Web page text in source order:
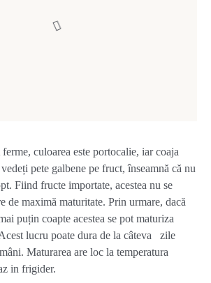
culoarea este portocalie, iar coaja
pete galbene pe fruct, înseamnă că nu
Fiind fructe importate, acestea nu se
de maximă maturitate. Prin urmare, dacă
puțin coapte acestea se pot maturiza
lucru poate dura de la câteva zile
Maturarea are loc la temperatura
in frigider.